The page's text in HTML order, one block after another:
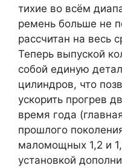
тихие во всём
ремень больше не
рассчитан на весь
Теперь выпуской
собой единую
цилиндров, что
ускорить прогрев
время года
прошлого
маломощных 1,2 и
установкой